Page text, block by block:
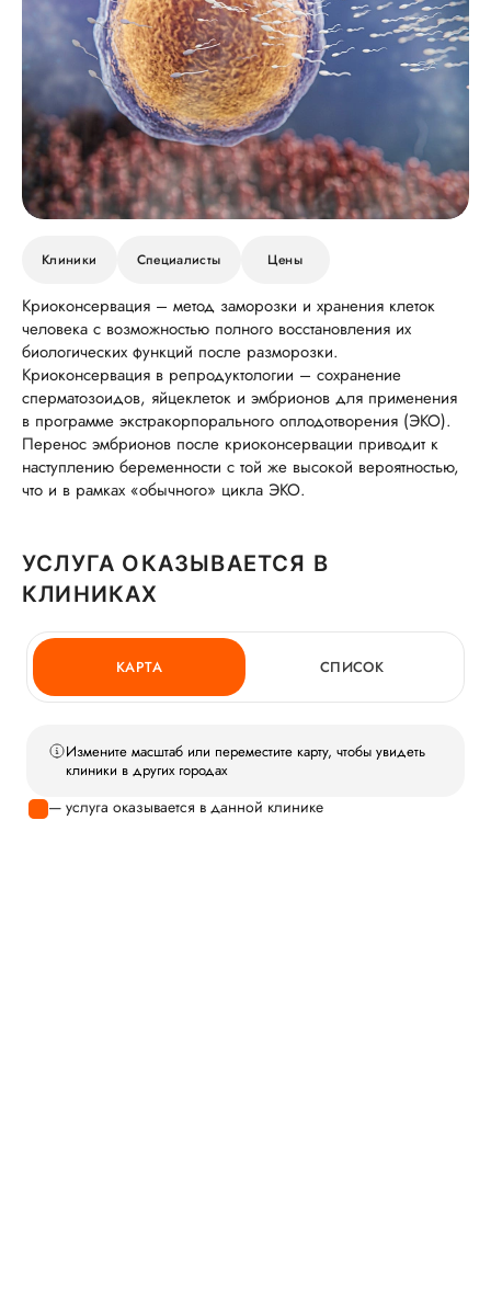
Клиники Специалисты Цены
Криоконсервация – метод заморозки и хранения клеток
человека с возможностью полного восстановления их
биологических функций после разморозки.
Криоконсервация в репродуктологии – сохранение
сперматозоидов, яйцеклеток и эмбрионов для применения
в программе экстракорпорального оплодотворения (ЭКО).
Перенос эмбрионов после криоконсервации приводит к
наступлению беременности с той же высокой вероятностью,
что и в рамках «обычного» цикла ЭКО.
УСЛУГА ОКАЗЫВАЕТСЯ В
КЛИНИКАХ
КАРТА СПИСОК
Измените масштаб или переместите карту, чтобы увидеть
клиники в других городах
— услуга оказывается в данной клинике